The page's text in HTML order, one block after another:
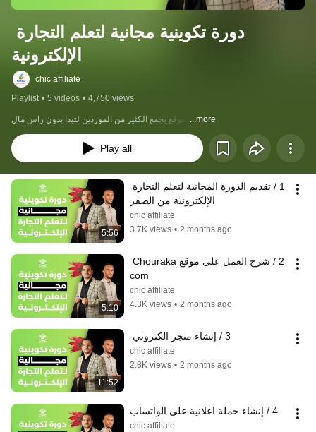
الإلكترونية
chic affiliate
Playlist • 5 videos • 4,750 views
...more
Play all
5:56
الإلكترونية من الصفر
chic affiliate
3.7K views • 2 months ago
5:10
com
chic affiliate
4.3K views • 2 months ago
11:52
3 / إنشاء متجر الكتروني
chic affiliate
2.8K views • 2 months ago
4 / إنشاء حملة اعلانية على الواتساب
chic affiliate